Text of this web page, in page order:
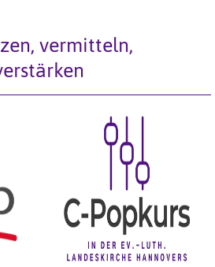
vermitteln,